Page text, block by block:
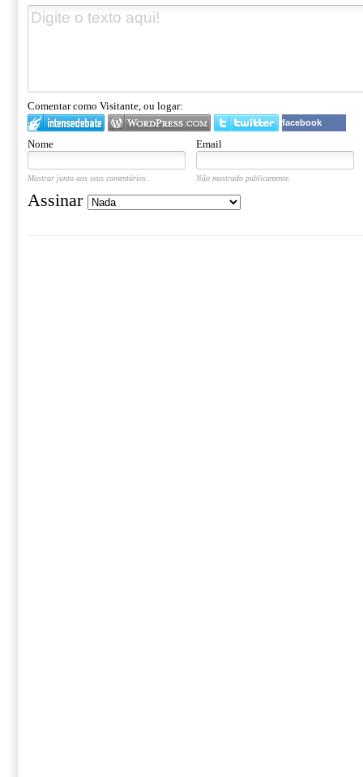
Comentar como Visitante, ou logar:
facebook
Nome Email
Mostrar junto aos seus comentários. Não mostrado publicamente.
Assinar